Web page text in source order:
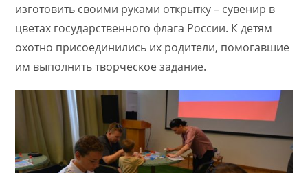
изготовить своими руками открытку – сувенир в
цветах государственного флага России. К детям
охотно присоединились их родители, помогавшие
им выполнить творческое задание.